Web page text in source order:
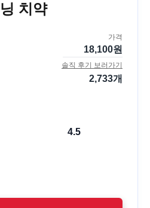
치약
가격
18,100원
솔직 후기 보러가기
2,733개
4.5